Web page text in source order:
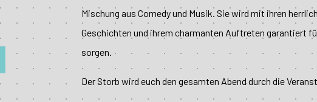
Mischung aus Comedy und Musik. Sie wird mit ihren
Geschichten und ihrem charmanten Auftreten garantiert
sorgen.
Der Storb wird euch den gesamten Abend durch die